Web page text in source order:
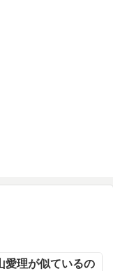
愛理が似ているの